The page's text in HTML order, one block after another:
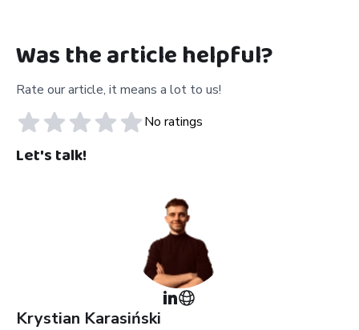
Was the article helpful?
Rate our article, it means a lot to us!
No ratings
Let's talk!
Krystian Karasiński